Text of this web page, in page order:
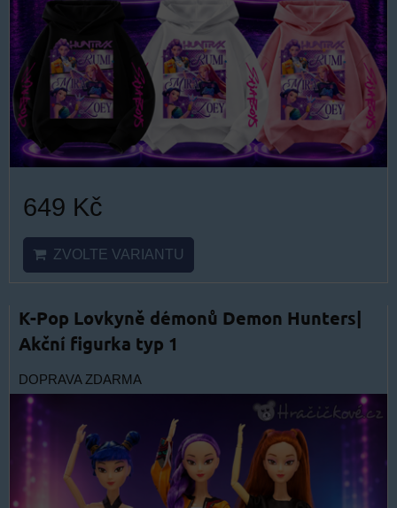
649 Kč
ZVOLTE VARIANTU
K-Pop Lovkyně démonů Demon Hunters|
Akční figurka typ 1
DOPRAVA ZDARMA